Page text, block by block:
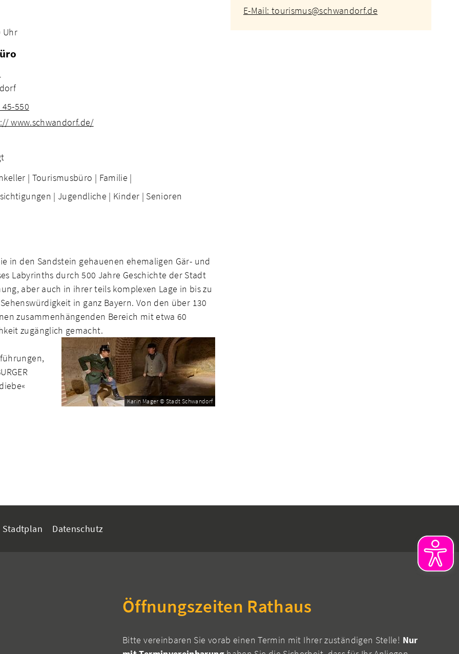
Uhr
550
www.schwandorf.de/
| Tourismusbüro | Familie |
| Jugendliche | Kinder | Senioren
in den Sandstein gehauenen ehemaligen Gär- und
Labyrinths durch 500 Jahre Geschichte der Stadt
aber auch in ihrer teils komplexen Lage in bis zu
in ganz Bayern. Von den über 130
zusammenhängenden Bereich mit etwa 60
zugänglich gemacht.
Karin Mager © Stadt Schwandorf
E-Mail: tourismus@schwandorf.de
Stadtplan Datenschutz
Öffnungszeiten Rathaus
Bitte vereinbaren Sie vorab einen Termin mit Ihrer zuständigen Stelle! Nur